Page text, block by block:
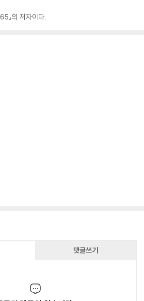
』의 저자이다.
댓글쓰기